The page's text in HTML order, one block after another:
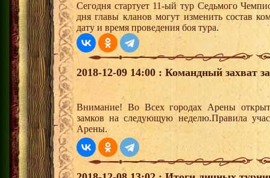
Сегодня стартует 11-ый тур Седьмого
дня главы кланов могут изменить состав
дату и время проведения боя тура.
2018-12-09 14:00 : Командный захват
Внимание! Во Всех городах Арены
замков на следующую неделю.Правила
Арены.